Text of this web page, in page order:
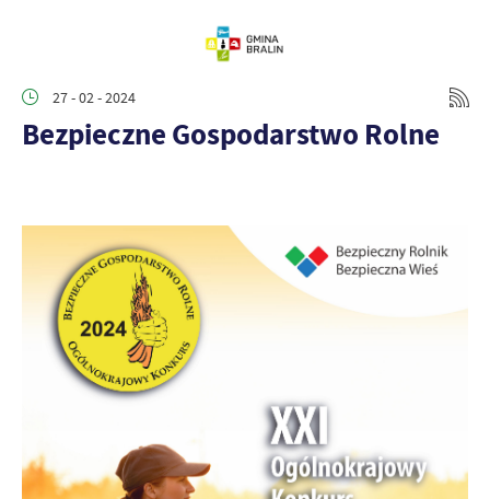
27 - 02 - 2024
Bezpieczne Gospodarstwo Rolne